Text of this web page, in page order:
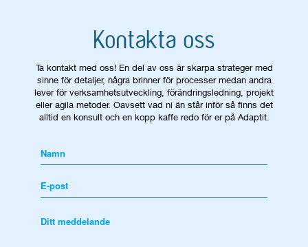
Kontakta oss
Ta kontakt med oss! En del av oss är skarpa strateger med
sinne för detaljer, några brinner för processer medan andra
lever för verksamhetsutveckling, förändringsledning, projekt
eller agila metoder. Oavsett vad ni än står inför så finns det
alltid en konsult och en kopp kaffe redo för er på Adaptit.